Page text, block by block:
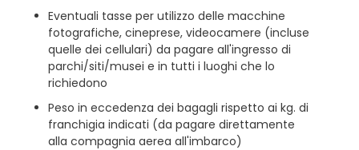
Eventuali tasse per utilizzo delle macchine
fotografiche, cineprese, videocamere (incluse
quelle dei cellulari) da pagare all'ingresso di
parchi/siti/musei e in tutti i luoghi che lo
richiedono
Peso in eccedenza dei bagagli rispetto ai kg. di
franchigia indicati (da pagare direttamente
alla compagnia aerea all'imbarco)